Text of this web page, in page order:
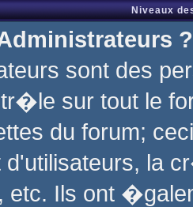
Niveaux
?
sont des
sur tout le
du forum;
d'utilisateurs, la
Ils ont